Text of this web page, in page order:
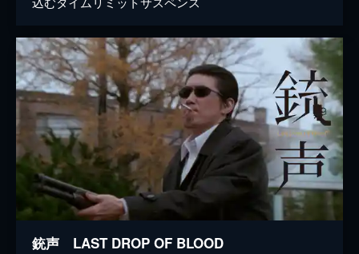
銃声 LAST DROP OF BLOOD